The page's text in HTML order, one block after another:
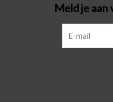
Meld je